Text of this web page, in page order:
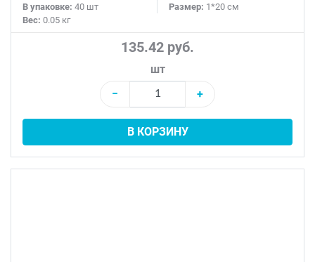
В упаковке: 40 шт Размер: 1*20 см
Вес: 0.05 кг
135.42 руб.
шт
−
+
В КОРЗИНУ